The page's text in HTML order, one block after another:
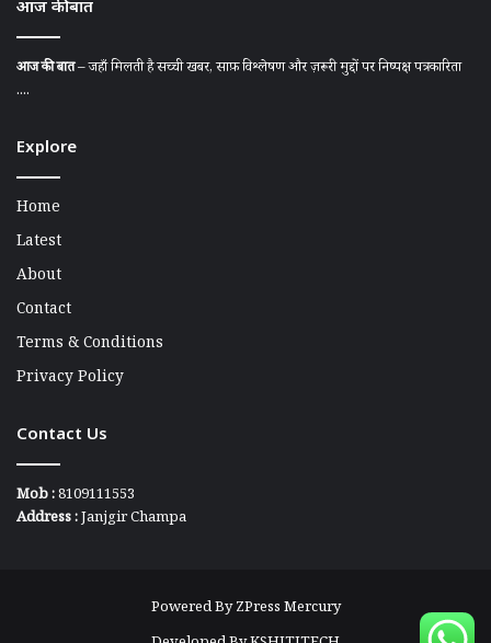
आज की बात
आज की बात– जहाँ मिलती है सच्ची खबर, साफ़ विश्लेषण और ज़रूरी मुद्दों पर निष्पक्ष पत्रकारिता
....
Explore
Home
Latest
About
Contact
Terms & Conditions
Privacy Policy
Contact Us
Mob :8109111553
Address :Janjgir Champa
Powered ByZPress Mercury